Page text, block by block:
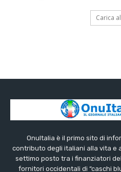
Carica
OnuItalia è il primo sito di
contributo degli italiani alla vita e
settimo posto tra i finanziatori
fornitori occidentali di “caschi